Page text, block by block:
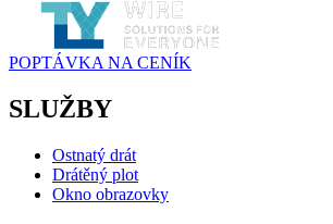
POPTÁVKA NA CENÍK
SLUŽBY
Ostnatý drát
Drátěný plot
Okno obrazovky